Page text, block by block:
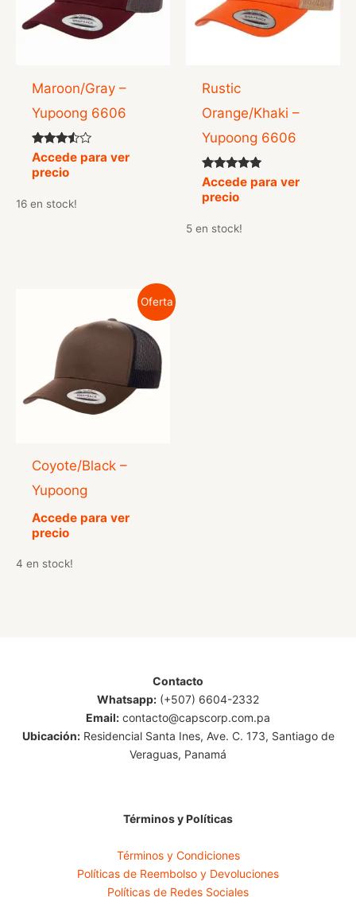
Maroon/Gray –
Yupoong 6606
Valorado
con
3.33
Accede para ver
precio
16 en stock!
Rustic
Orange/Khaki –
Yupoong 6606
Valorado
con
5.00
Accede para ver
precio
5 en stock!
Oferta
Coyote/Black –
Yupoong
Accede para ver
precio
4 en stock!
Contacto
Whatsapp: (+507) 6604-2332
Email: contacto@capscorp.com.pa
Ubicación:Residencial Santa Ines, Ave. C. 173, Santiago de
Veraguas, Panamá
Términos y Políticas
Términos y Condiciones
Políticas de Reembolso y Devoluciones
Políticas de Redes Sociales